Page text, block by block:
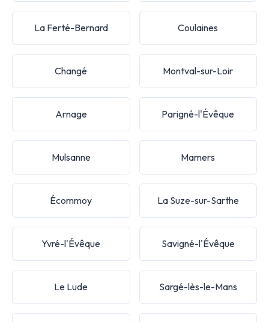
La Ferté-Bernard Coulaines
Changé Montval-sur-Loir
Arnage Parigné-l'Évêque
Mulsanne Mamers
Écommoy La Suze-sur-Sarthe
Yvré-l'Évêque Savigné-l'Évêque
Le Lude Sargé-lès-le-Mans